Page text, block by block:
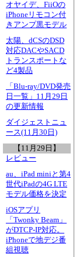
オヤイデ、FiiOの
iPhoneリモコン付
きアンプ黒モデル
太陽、dCSのDSD
対応DACやSACD
トランスポートな
ど4製品
「Blu-ray/DVD発売
日一覧」11月29日
の更新情報
ダイジェストニュ
ース(11月30日)
【11月29日】
レビュー
au、iPad miniと第4
世代iPadの4G LTE
モデル価格を決定
iOSアプリ
「Twonky Beam」
がDTCP-IP対応。
iPhoneで地デジ番
組視聴